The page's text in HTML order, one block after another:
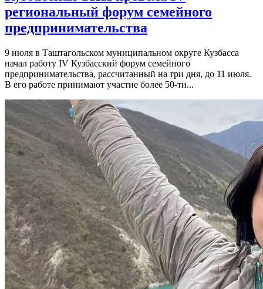
региональный форум семейного
предпринимательства
9 июля в Таштагольском муниципальном округе Кузбасса
начал работу IV Кузбасский форум семейного
предпринимательства, рассчитанный на три дня, до 11 июля.
В его работе принимают участие более 50-ти...